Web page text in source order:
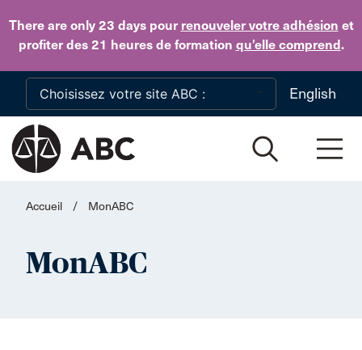
There are only 23 dayspour renouveler votre adhésion et
profiter des 21 heures de formation qu’elle comprend.
Skip to main content
English
Accueil / MonABC
MonABC